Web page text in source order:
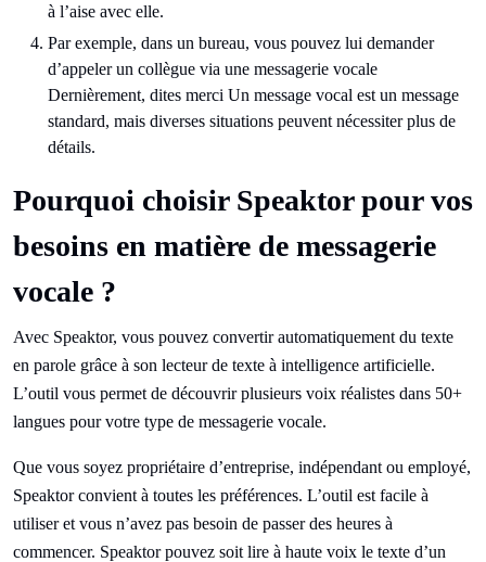
à l’aise avec elle.
Par exemple, dans un bureau, vous pouvez lui demander
d’appeler un collègue via une messagerie vocale
Dernièrement, dites merci Un message vocal est un message
standard, mais diverses situations peuvent nécessiter plus de
détails.
Pourquoi choisir Speaktor pour vos
besoins en matière de messagerie
vocale ?
Avec Speaktor, vous pouvez convertir automatiquement du texte
en parole grâce à son lecteur de texte à intelligence artificielle.
L’outil vous permet de découvrir plusieurs voix réalistes dans 50+
langues pour votre type de messagerie vocale.
Que vous soyez propriétaire d’entreprise, indépendant ou employé,
Speaktor convient à toutes les préférences. L’outil est facile à
utiliser et vous n’avez pas besoin de passer des heures à
commencer. Speaktor pouvez soit lire à haute voix le texte d’un